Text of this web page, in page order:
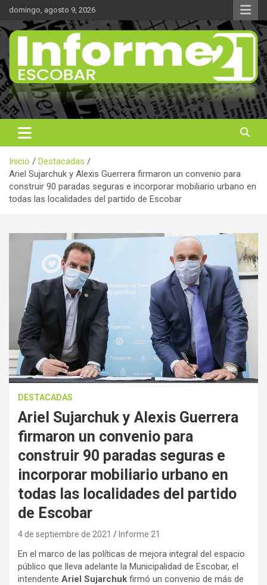
Saltar
contenido
domingo, agosto 9, 2026
Informe 21
Noticas reales
Inicio
Destacadas
Ariel Sujarchuk y Alexis Guerrera firmaron un convenio para
construir 90 paradas seguras e incorporar mobiliario urbano en
todas las localidades del partido de Escobar
DESTACADAS
Ariel Sujarchuk y Alexis Guerrera
firmaron un convenio para
construir 90 paradas seguras e
incorporar mobiliario urbano en
todas las localidades del partido
de Escobar
4 de septiembre de 2021 Informe 21
En el marco de las políticas de mejora integral del espacio
público que lleva adelante la Municipalidad de Escobar, el
intendente Ariel Sujarchuk firmó un convenio de más de